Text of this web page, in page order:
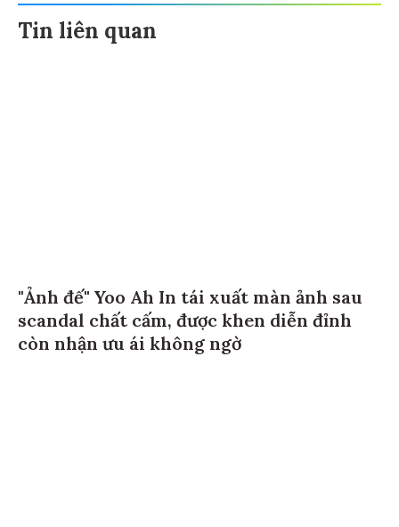
Tin liên quan
"Ảnh đế" Yoo Ah In tái xuất màn ảnh sau
scandal chất cấm, được khen diễn đỉnh
còn nhận ưu ái không ngờ